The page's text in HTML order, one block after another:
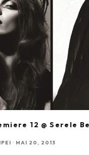
12 @ Serele
· MAI 20, 2013